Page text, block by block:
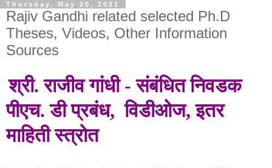
Thursday, May 20, 2021
Rajiv Gandhi related selected Ph.D
Theses, Videos, Other Information
Sources
श्री. राजीव गांधी -संबंधित निवडक
पीएच. डी प्रबंध, विडीओज, इतर
माहिती स्त्रोत